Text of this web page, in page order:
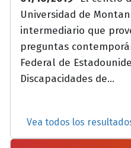
Universidad de
intermediario que
preguntas
Federal de
Discapacidades de...
Vea todos los